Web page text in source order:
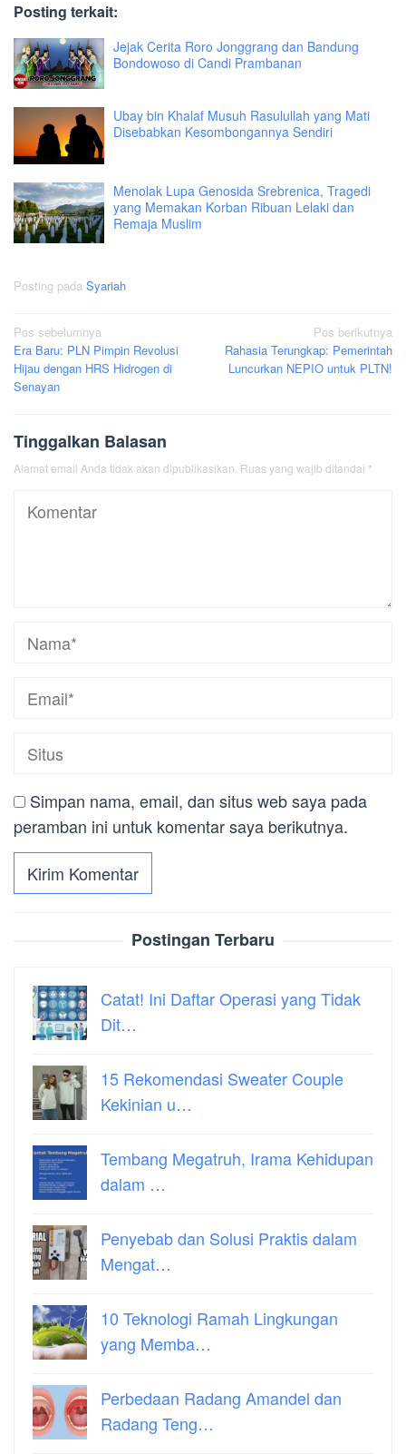
Posting terkait:
Jejak Cerita Roro Jonggrang dan Bandung
Bondowoso di Candi Prambanan
Ubay bin Khalaf Musuh Rasulullah yang Mati
Disebabkan Kesombongannya Sendiri
Menolak Lupa Genosida Srebrenica, Tragedi
yang Memakan Korban Ribuan Lelaki dan
Remaja Muslim
Posting pada Syariah
Navigasi
pos
Pos sebelumnya
Era Baru: PLN Pimpin Revolusi
Hijau dengan HRS Hidrogen di
Senayan
Pos berikutnya
Rahasia Terungkap: Pemerintah
Luncurkan NEPIO untuk PLTN!
Tinggalkan Balasan
Alamat email Anda tidak akan dipublikasikan. Ruas yang wajib ditandai *
Simpan nama, email, dan situs web saya pada
peramban ini untuk komentar saya berikutnya.
Postingan Terbaru
Catat! Ini Daftar Operasi yang Tidak
Dit…
15 Rekomendasi Sweater Couple
Kekinian u…
Tembang Megatruh, Irama Kehidupan
dalam …
Penyebab dan Solusi Praktis dalam
Mengat…
10 Teknologi Ramah Lingkungan
yang Memba…
Perbedaan Radang Amandel dan
Radang Teng…